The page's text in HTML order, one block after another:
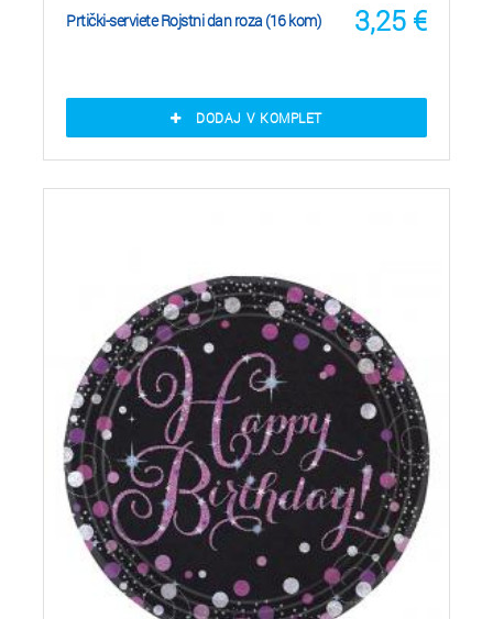
3,25 €
Prtički-serviete Rojstni dan roza (16 kom)
DODAJ V KOMPLET